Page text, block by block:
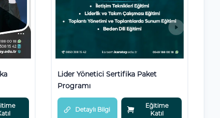
Lider Yönetici Sertifika Paket
Programı
Detaylı Bilgi
Eğitime
Katıl